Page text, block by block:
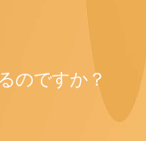
のですか？